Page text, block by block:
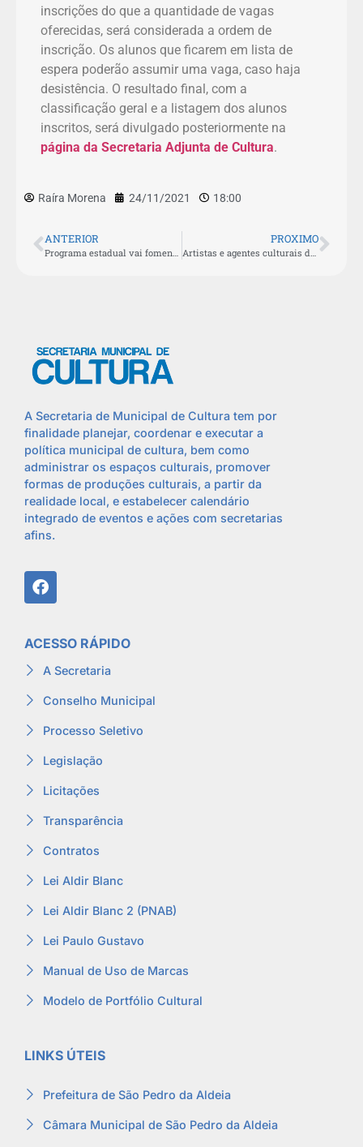
inscrições do que a quantidade de vagas
oferecidas, será considerada a ordem de
inscrição. Os alunos que ficarem em lista de
espera poderão assumir uma vaga, caso haja
desistência. O resultado final, com a
classificação geral e a listagem dos alunos
inscritos, será divulgado posteriormente na
página da Secretaria Adjunta de Cultura.
Raíra Morena 24/11/2021 18:00
ANTERIOR PROXIMO
A Secretaria de Municipal de Cultura tem por
finalidade planejar, coordenar e executar a
política municipal de cultura, bem como
administrar os espaços culturais, promover
formas de produções culturais, a partir da
realidade local, e estabelecer calendário
integrado de eventos e ações com secretarias
afins.
ACESSO RÁPIDO
A Secretaria
Conselho Municipal
Processo Seletivo
Legislação
Licitações
Transparência
Contratos
Lei Aldir Blanc
Lei Aldir Blanc 2 (PNAB)
Lei Paulo Gustavo
Manual de Uso de Marcas
Modelo de Portfólio Cultural
LINKS ÚTEIS
Prefeitura de São Pedro da Aldeia
Câmara Municipal de São Pedro da Aldeia